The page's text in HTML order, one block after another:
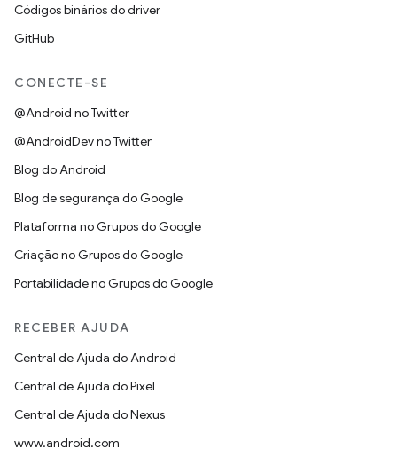
Códigos binários do driver
GitHub
CONECTE-SE
@Android no Twitter
@AndroidDev no Twitter
Blog do Android
Blog de segurança do Google
Plataforma no Grupos do Google
Criação no Grupos do Google
Portabilidade no Grupos do Google
RECEBER AJUDA
Central de Ajuda do Android
Central de Ajuda do Pixel
Central de Ajuda do Nexus
www.android.com